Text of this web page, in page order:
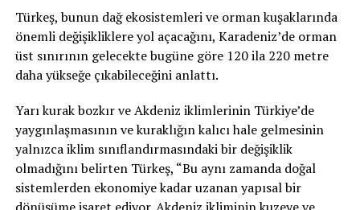
Türkeş, bunun dağ ekosistemleri ve orman kuşaklarında
önemli değişikliklere yol açacağını, Karadeniz’de orman
üst sınırının gelecekte bugüne göre 120 ila 220 metre
daha yükseğe çıkabileceğini anlattı.
Yarı kurak bozkır ve Akdeniz iklimlerinin Türkiye’de
yaygınlaşmasının ve kuraklığın kalıcı hale gelmesinin
yalnızca iklim sınıflandırmasındaki bir değişiklik
olmadığını belirten Türkeş, “Bu aynı zamanda doğal
sistemlerden ekonomiye kadar uzanan yapısal bir